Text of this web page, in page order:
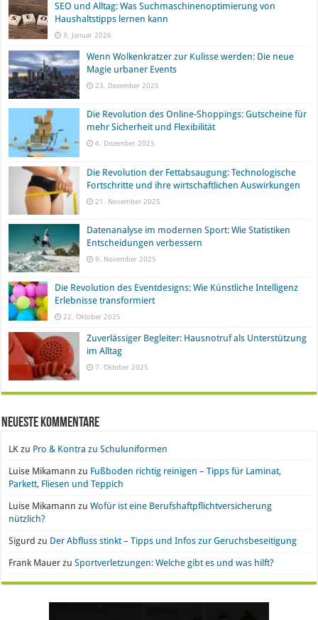
SEO und Alltag: Was Suchmaschinenoptimierung von
Haushaltstipps lernen kann
9. Januar 2026
Wenn Wolkenkratzer zur Kulisse werden: Die neue
Magie urbaner Events
23. Dezember 2025
Die Revolution des Online-Shoppings: Gutscheine für
mehr Sicherheit und Flexibilität
4. Dezember 2025
Die Revolution der Fettabsaugung: Technologische
Fortschritte und ihre wirtschaftlichen Auswirkungen
21. November 2025
Datenanalyse im modernen Sport: Wie Statistiken
Entscheidungen verbessern
9. November 2025
Die Revolution des Eventdesigns: Wie Künstliche Intelligenz
Erlebnisse transformiert
22. Oktober 2025
Zuverlässiger Begleiter: Hausnotruf als Unterstützung
im Alltag
7. Oktober 2025
Neueste Kommentare
LK zu Pro & Kontra zu Schuluniformen
Luise Mikamann zu Fußboden richtig reinigen – Tipps für Laminat,
Parkett, Fliesen und Teppich
Luise Mikamann zuWofür ist eine Berufshaftpflichtversicherung
nützlich?
Sigurd zu Der Abfluss stinkt – Tipps und Infos zur Geruchsbeseitigung
Frank Mauer zuSportverletzungen: Welche gibt es und was hilft?